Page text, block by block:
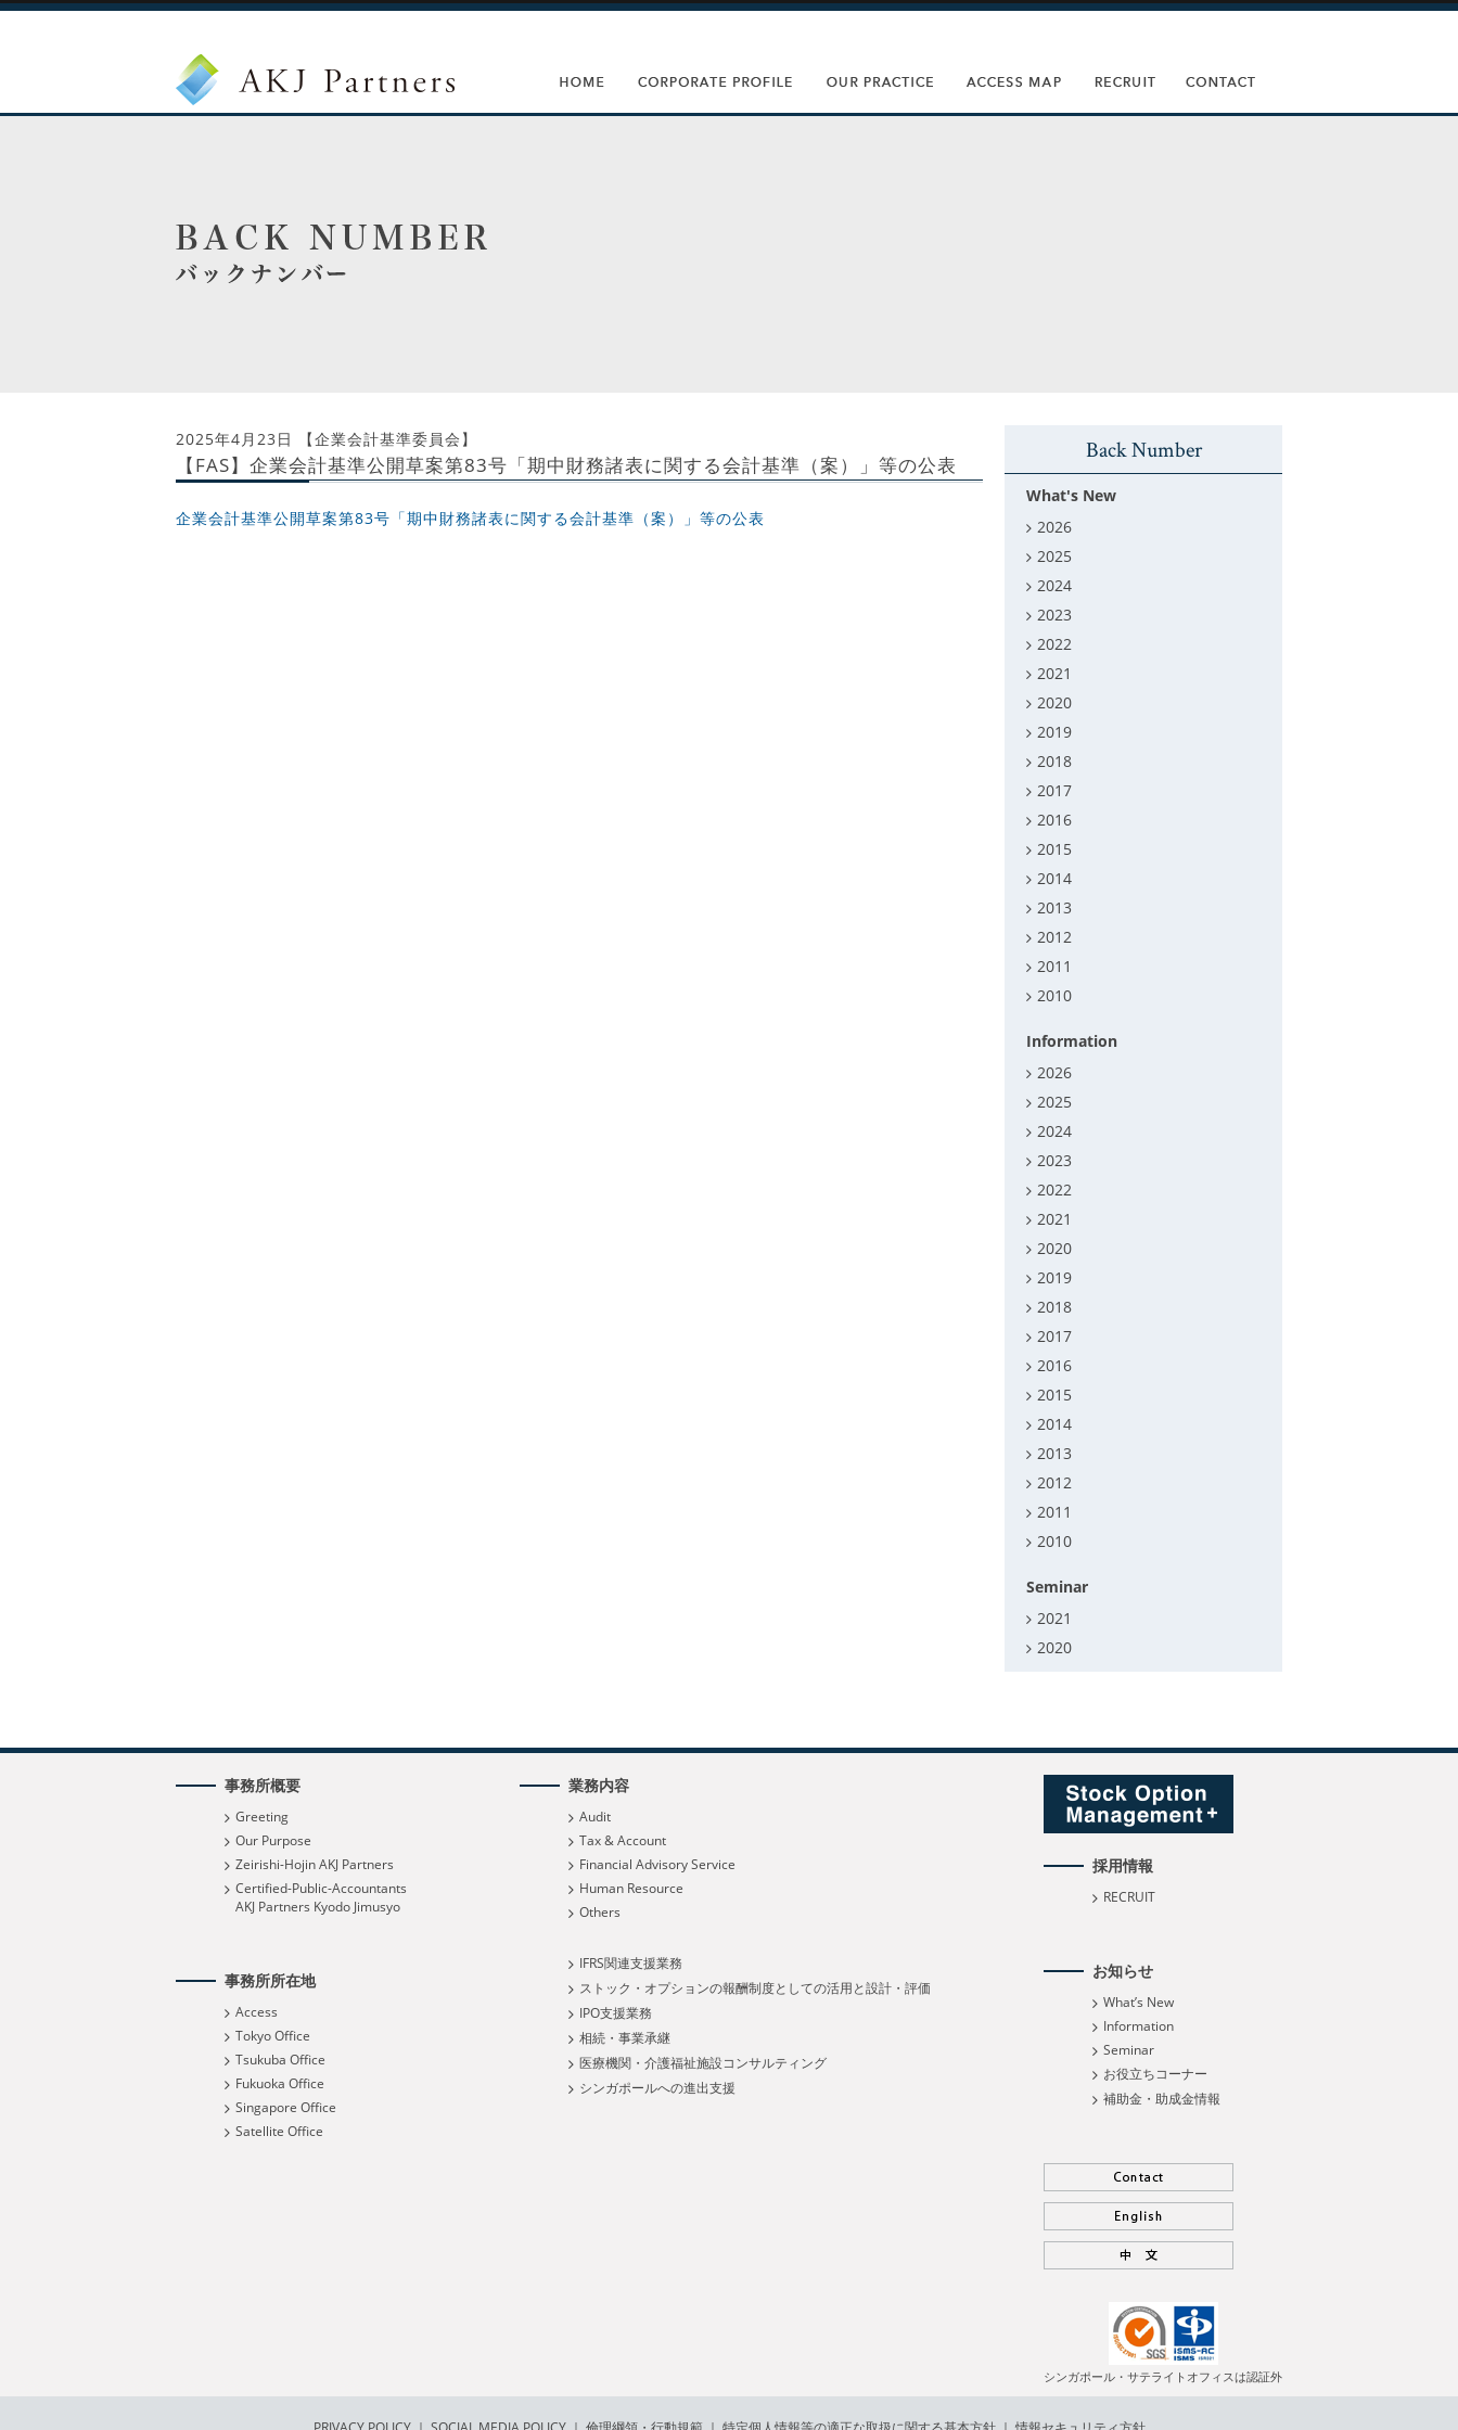
2025年4月23日 【企業会計基準委員会】
【FAS】企業会計基準公開草案第83号「期中財務諸表に関する会計基準（案）」等の公表
企業会計基準公開草案第83号「期中財務諸表に関する会計基準（案）」等の公表
Back Number
What's New
2026
2025
2024
2023
2022
2021
2020
2019
2018
2017
2016
2015
2014
2013
2012
2011
2010
Information
2026
2025
2024
2023
2022
2021
2020
2019
2018
2017
2016
2015
2014
2013
2012
2011
2010
Seminar
2021
2020
事務所概要
Greeting
Our Purpose
Zeirishi-Hojin AKJ Partners
Certified-Public-Accountants
AKJ Partners Kyodo Jimusyo
事務所所在地
Access
Tokyo Office
Tsukuba Office
Fukuoka Office
Singapore Office
Satellite Office
業務内容
Audit
Tax & Account
Financial Advisory Service
Human Resource
Others
IFRS関連支援業務
ストック・オプションの報酬制度としての活用と設計・評価
IPO支援業務
相続・事業承継
医療機関・介護福祉施設コンサルティング
シンガポールへの進出支援
採用情報
RECRUIT
お知らせ
What’s New
Information
Seminar
お役立ちコーナー
補助金・助成金情報
シンガポール・サテライトオフィスは認証外